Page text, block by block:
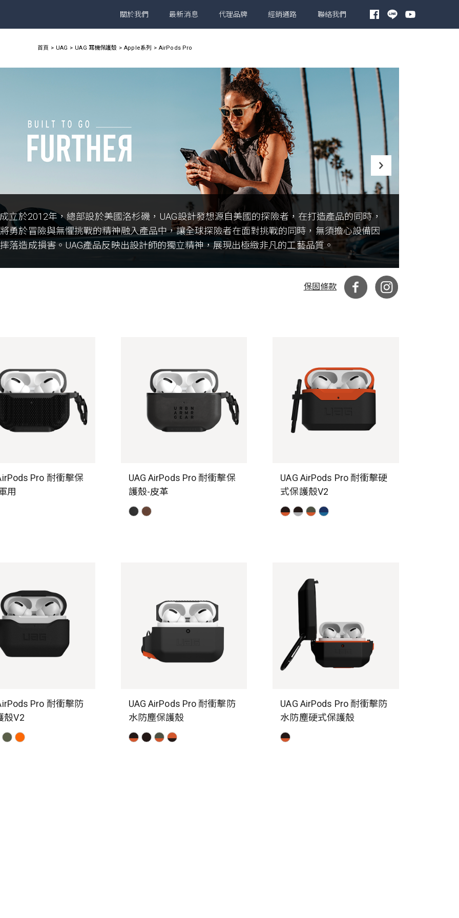
關於我們 最新消息 代理品牌 經銷通路 聯絡我們
首頁 UAG UAG 耳機保護殼 Apple系列 AirPods Pro
立於2012年，總部設於美國洛杉磯，UAG設計發想源自美國的探險者，在打造產品的同時，
勇於冒險與無懼挑戰的精神融入產品中，讓全球探險者在面對挑戰的同時，無須擔心設備因
落造成損害。UAG產品反映出設計師的獨立精神，展現出極緻非凡的工藝品質。
保固條款
Pro 耐衝擊保
用
UAG AirPods Pro 耐衝擊保
護殼-皮革
UAG AirPods Pro 耐衝擊硬
式保護殼V2
Pro 耐衝擊防
殼V2
UAG AirPods Pro 耐衝擊防
水防塵保護殼
UAG AirPods Pro 耐衝擊防
水防塵硬式保護殼